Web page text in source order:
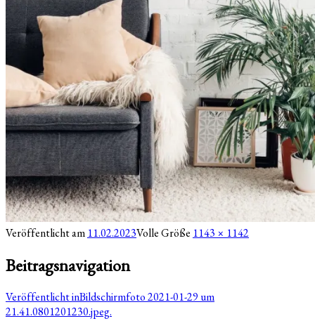
Veröffentlicht am 11.02.2023Volle Größe 1143 × 1142
Beitragsnavigation
Veröffentlicht inBildschirmfoto 2021-01-29 um
21.41.0801201230.jpeg.